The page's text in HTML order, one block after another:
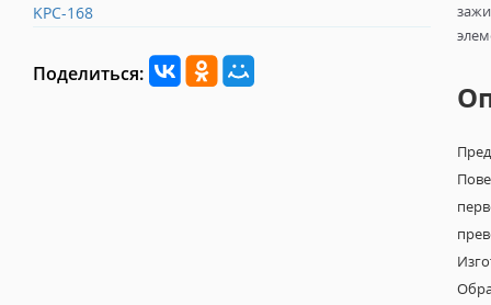
KPC-168
Поделиться: